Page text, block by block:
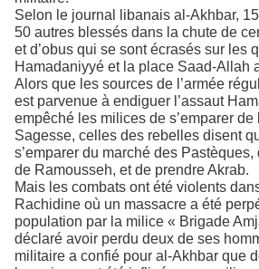
Selon le journal libanais al-Akhbar,
50 autres blessés dans la chute de
et d’obus qui se sont écrasés sur les
Hamadaniyyé et la place Saad-Allah
Alors que les sources de l’armée
est parvenue à endiguer l’assaut
empêché les milices de s’emparer de
Sagesse, celles des rebelles disent
s’emparer du marché des
de Ramousseh, et de prendre Akrab.
Mais les combats ont été violents
Rachidine où un massacre a été
population par la milice « Brigade
déclaré avoir perdu deux de ses
militaire a confié pour al-Akhbar que